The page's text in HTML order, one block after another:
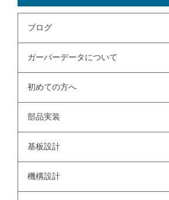
ブログ
ガーバーデータについて
初めての方へ
部品実装
基板設計
機構設計